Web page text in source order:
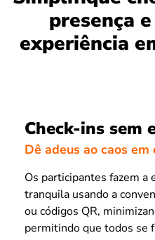
presença
experiência
Check-ins sem
Dê adeus ao caos
Os participantes fazem a
tranquila usando a
ou códigos QR,
permitindo que todos se